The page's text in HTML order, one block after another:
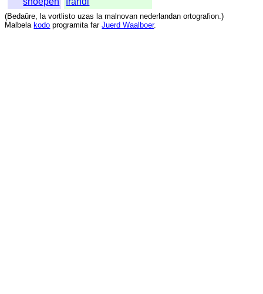
(Bedaŭre, la vortlisto uzas la malnovan nederlandan ortografion.)
Malbela kodo programita far Juerd Waalboer.